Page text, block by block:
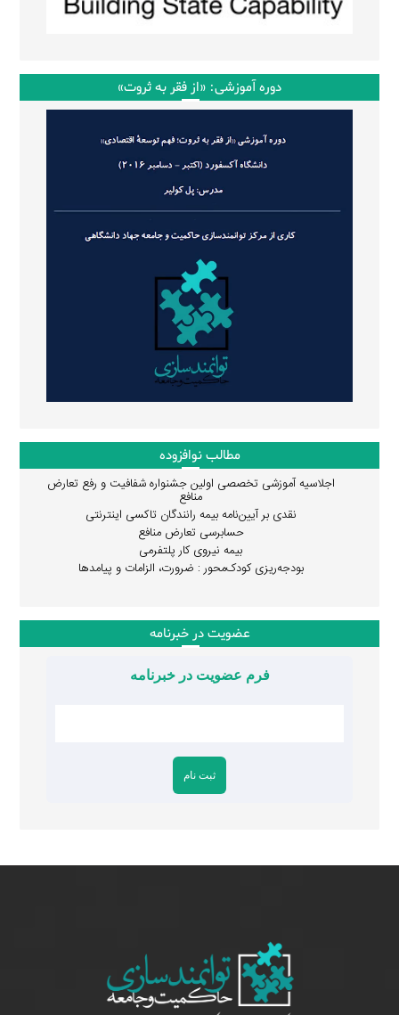
دوره آموزشی: «از فقر به ثروت»
مطالب نوافزوده
اجلاسیه آموزشی تخصصی اولین جشنواره شفافیت و رفع تعارض
منافع
نقدی بر آیین‌نامه بیمه رانندگان تاکسی اینترنتی
حسابرسی تعارض منافع
بیمه نیروی کار پلتفرمی
بودجه‌ریزی کودک‌محور : ضرورت، الزامات و پیامدها
عضویت در خبرنامه
فرم عضویت در خبرنامه